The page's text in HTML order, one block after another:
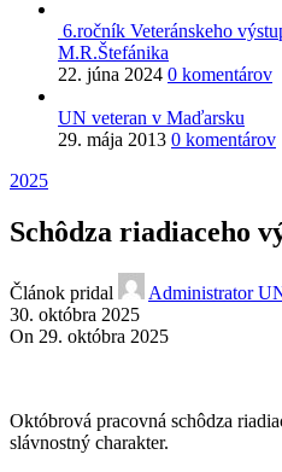
6.ročník Veteránskeho
M.R.Štefánika
22. júna 2024 0 komentárov
UN veteran v Maďarsku
29. mája 2013 0 komentárov
2025
Schôdza riadiaceho
Článok pridal
Administrator
30. októbra 2025
On 29. októbra 2025
Októbrová pracovná schôdza
slávnostný charakter.